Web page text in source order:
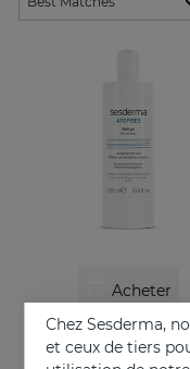
Acheter
ATOPISES Gel De
Chez Sesderma,
et ceux de tiers